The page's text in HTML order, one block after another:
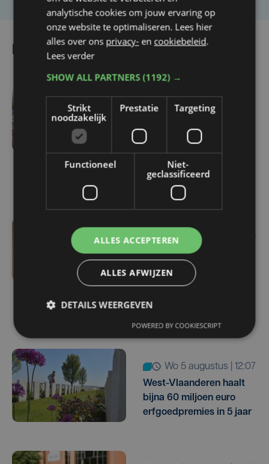
Lees ook
4 uur geleden
onrechtmatig
gerecupereerde BTW
terugbetalen
wo 5 augustus | 16:55
Geen plaats in de
jeugdopvang? Steeds
meer kinderen belanden
ziekenhuis
wo 5 augustus | 12:07
West-Vlaanderen haalt
bijna 60 miljoen euro
erfgoedpremies in 5 jaar
analytische cookies om jouw ervaring op
onze website te optimaliseren. Lees hier
alles over ons privacy- en cookiebeleid.
Lees verder
SHOW ALL PARTNERS(1192) →
Strikt
noodzakelijk
Prestatie Targeting
Functioneel
Niet-
geclassificeerd
ALLES ACCEPTEREN
ALLES AFWIJZEN
DETAILS WEERGEVEN
POWERED BY COOKIESCRIPT